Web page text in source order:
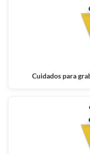
Cuidados para